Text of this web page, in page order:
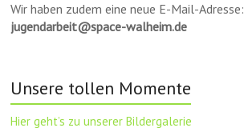
Wir haben zudem eine neue E-Mail-Adresse:
jugendarbeit@space-walheim.de
Unsere tollen Momente
Hier geht’s zu unserer Bildergalerie